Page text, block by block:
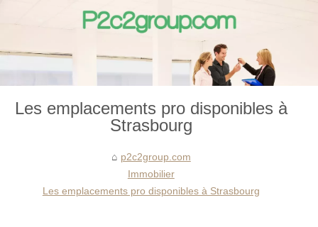
Les emplacements pro disponibles à
Strasbourg
p2c2group.com
Immobilier
Les emplacements pro disponibles à Strasbourg